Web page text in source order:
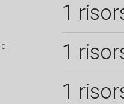
1
di 1
1